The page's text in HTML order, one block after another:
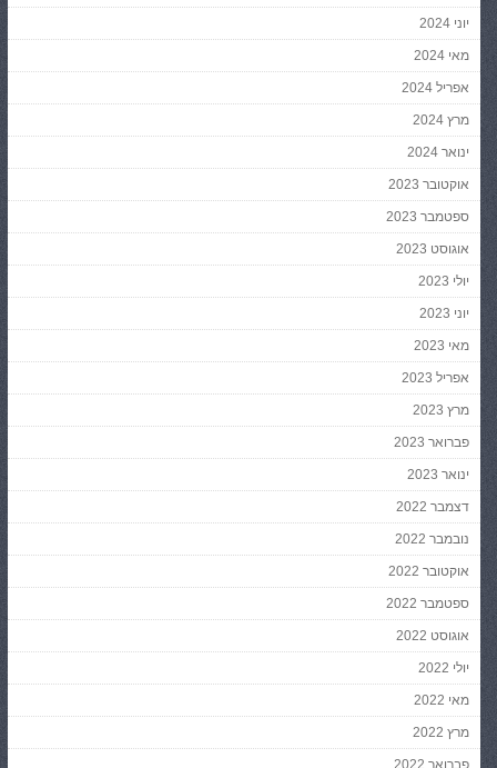
יוני 2024
מאי 2024
אפריל 2024
מרץ 2024
ינואר 2024
אוקטובר 2023
ספטמבר 2023
אוגוסט 2023
יולי 2023
יוני 2023
מאי 2023
אפריל 2023
מרץ 2023
פברואר 2023
ינואר 2023
דצמבר 2022
נובמבר 2022
אוקטובר 2022
ספטמבר 2022
אוגוסט 2022
יולי 2022
מאי 2022
מרץ 2022
פברואר 2022